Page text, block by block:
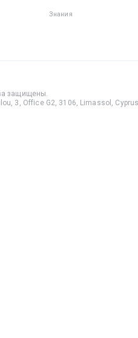
Знания
защищены.
3, Office G2, 3106, Limassol,